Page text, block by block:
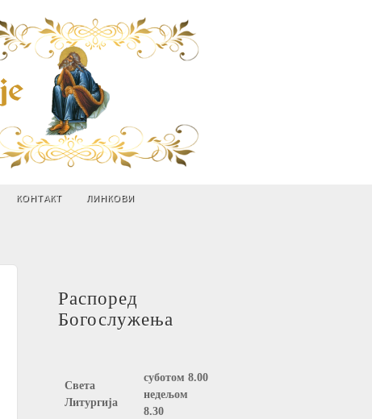
КОНТАКТ ЛИНКОВИ
Распоред
Богослужења
Света
Литургија
суботом 8.00
недељом
8.30